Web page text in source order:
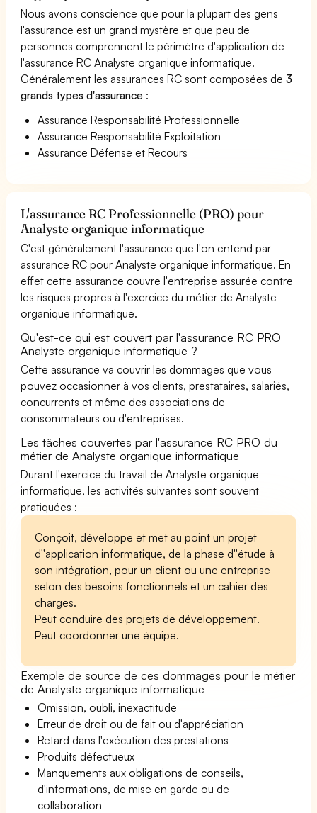
Nous avons conscience que pour la plupart des gens
l'assurance est un grand mystère et que peu de
personnes comprennent le périmètre d'application de
l'assurance RC Analyste organique informatique.
Généralement les assurances RC sont composées de3
grands types d'assurance :
Assurance Responsabilité Professionnelle
Assurance Responsabilité Exploitation
Assurance Défense et Recours
L'assurance RC Professionnelle (PRO) pour
Analyste organique informatique
C'est généralement l'assurance que l'on entend par
assurance RC pour Analyste organique informatique. En
effet cette assurance couvre l'entreprise assurée contre
les risques propres à l'exercice du métier de Analyste
organique informatique.
Qu'est-ce qui est couvert par l'assurance RC PRO
Analyste organique informatique ?
Cette assurance va couvrir les dommages que vous
pouvez occasionner à vos clients, prestataires, salariés,
concurrents et même des associations de
consommateurs ou d'entreprises.
Les tâches couvertes par l'assurance RC PRO du
métier de Analyste organique informatique
Durant l'exercice du travail de Analyste organique
informatique, les activités suivantes sont souvent
pratiquées :
Conçoit, développe et met au point un projet
d''application informatique, de la phase d''étude à
son intégration, pour un client ou une entreprise
selon des besoins fonctionnels et un cahier des
charges.
Peut conduire des projets de développement.
Peut coordonner une équipe.
Exemple de source de ces dommages pour le métier
de Analyste organique informatique
Omission, oubli, inexactitude
Erreur de droit ou de fait ou d'appréciation
Retard dans l'exécution des prestations
Produits défectueux
Manquements aux obligations de conseils,
d'informations, de mise en garde ou de
collaboration